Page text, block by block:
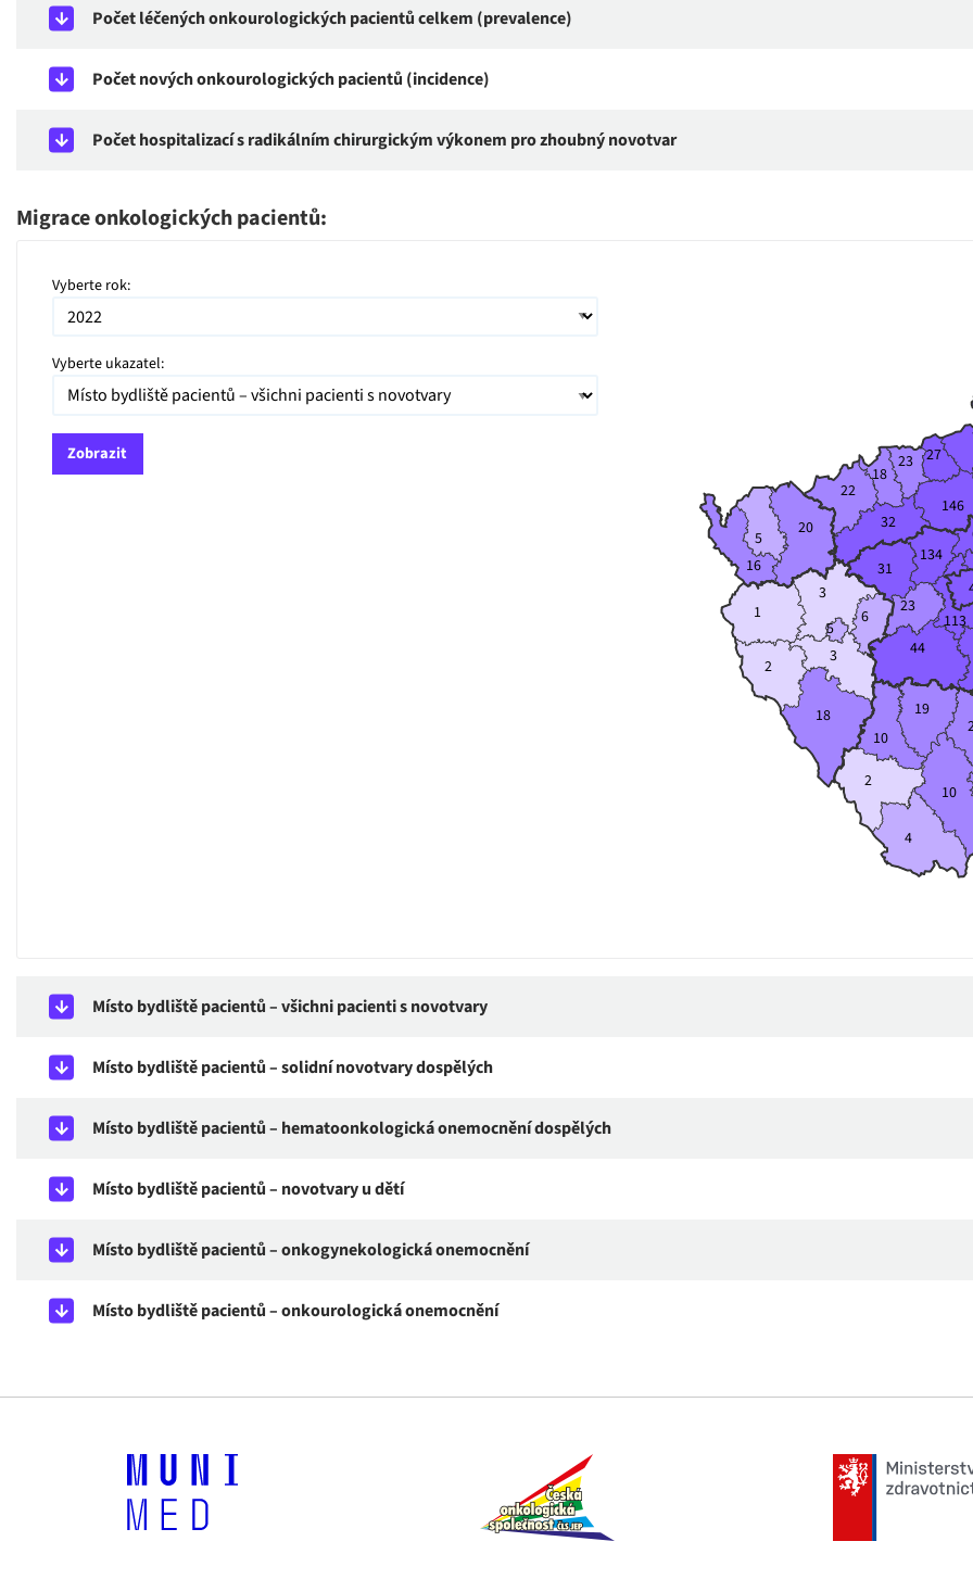
Počet léčených onkourologických pacientů celkem (prevalence)
Počet nových onkourologických pacientů (incidence)
Počet hospitalizací s radikálním chirurgickým výkonem pro zhoubný novotvar
Migrace onkologických pacientů:
Vyberte rok:
Vyberte ukazatel:
Zobrazit
134
23
113
44
31
10
4
19
2
10
2
18
5
3
3
6
1
16
20
5
22
146
32
18
23 27
Místo bydliště pacientů – všichni pacienti s novotvary
Místo bydliště pacientů – solidní novotvary dospělých
Místo bydliště pacientů – hematoonkologická onemocnění dospělých
Místo bydliště pacientů – novotvary u dětí
Místo bydliště pacientů – onkogynekologická onemocnění
Místo bydliště pacientů – onkourologická onemocnění